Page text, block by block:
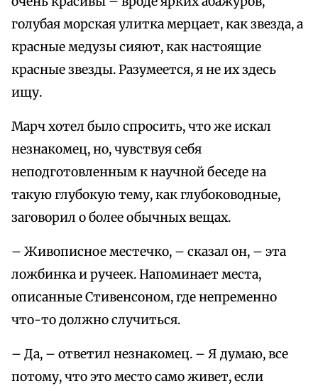
голубая морская улитка мерцает, как звезда, а
красные медузы сияют, как настоящие
красные звезды. Разумеется, я не их здесь
ищу.
Марч хотел было спросить, что же искал
незнакомец, но, чувствуя себя
неподготовленным к научной беседе на
такую глубокую тему, как глубоководные,
заговорил о более обычных вещах.
– Живописное местечко, – сказал он, – эта
ложбинка и ручеек. Напоминает места,
описанные Стивенсоном, где непременно
что-то должно случиться.
– Да, – ответил незнакомец. – Я думаю, все
потому, что это место само живет, если